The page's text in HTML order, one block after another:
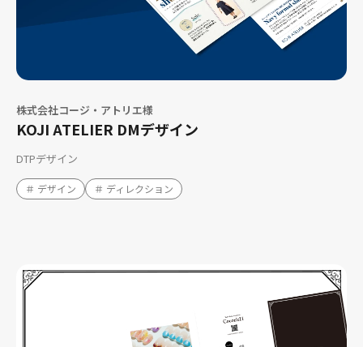
株式会社コージ・アトリエ様
KOJI ATELIER DMデザイン
DTPデザイン
＃ デザイン ＃ ディレクション